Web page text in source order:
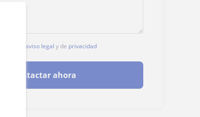
aviso legal y de privacidad
Contactar ahora